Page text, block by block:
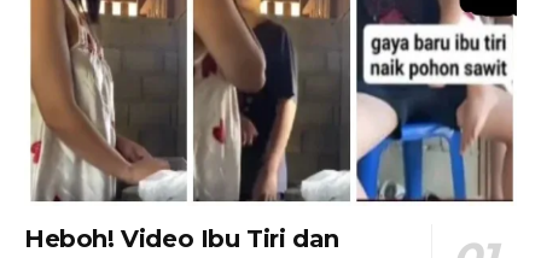
Heboh! Video Ibu Tiri dan